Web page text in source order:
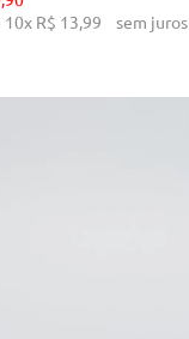
10x R$ 13,99 sem juros